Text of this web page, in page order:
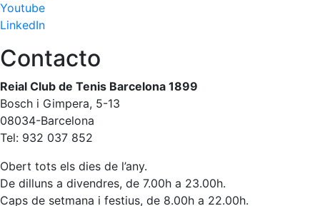
Youtube
LinkedIn
Contacto
Reial Club de Tenis Barcelona 1899
Bosch i Gimpera, 5-13
08034-Barcelona
Tel: 932 037 852
Obert tots els dies de l’any.
De dilluns a divendres, de 7.00h a 23.00h.
Caps de setmana i festius, de 8.00h a 22.00h.